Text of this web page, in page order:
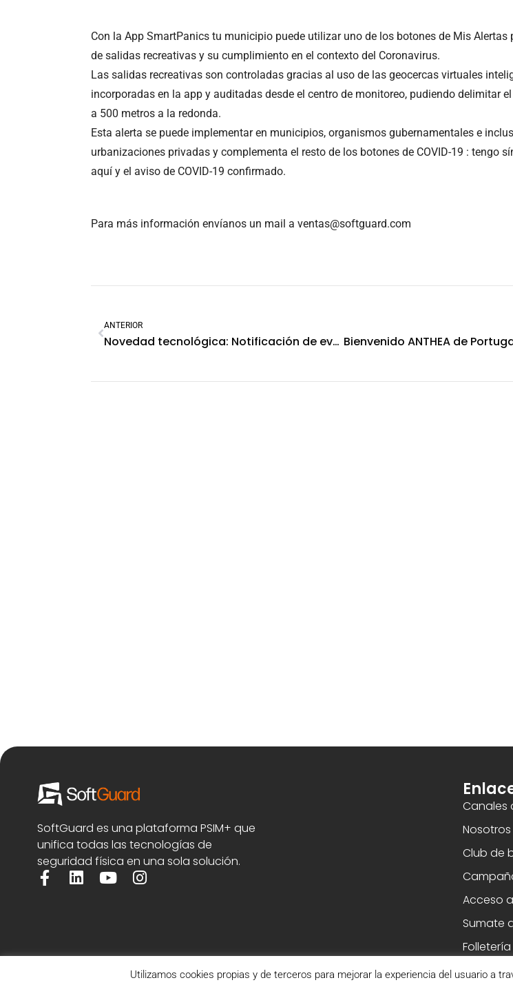
Con la App SmartPanics tu municipio puede utilizar uno de los botones de Mis Alertas
de salidas recreativas y su cumplimiento en el contexto del Coronavirus.
Las salidas recreativas son controladas gracias al uso de las geocercas virtuales
incorporadas en la app y auditadas desde el centro de monitoreo, pudiendo delimitar
a 500 metros a la redonda.
Esta alerta se puede implementar en municipios, organismos gubernamentales e
urbanizaciones privadas y complementa el resto de los botones de COVID-19 : tengo
aquí y el aviso de COVID-19 confirmado.
Para más información envíanos un mail a ventas@softguard.com
ANTERIOR
Novedad tecnológica: Notificación de eventos vía WhatsApp
SoftGuard es una plataforma PSIM+ que
unifica todas las tecnologías de
seguridad física en una sola solución.
Canales
Nosotros
Club de
Acceso
Sumate
Folletería
Utilizamos cookies propias y de terceros para mejorar la experiencia del usuario a